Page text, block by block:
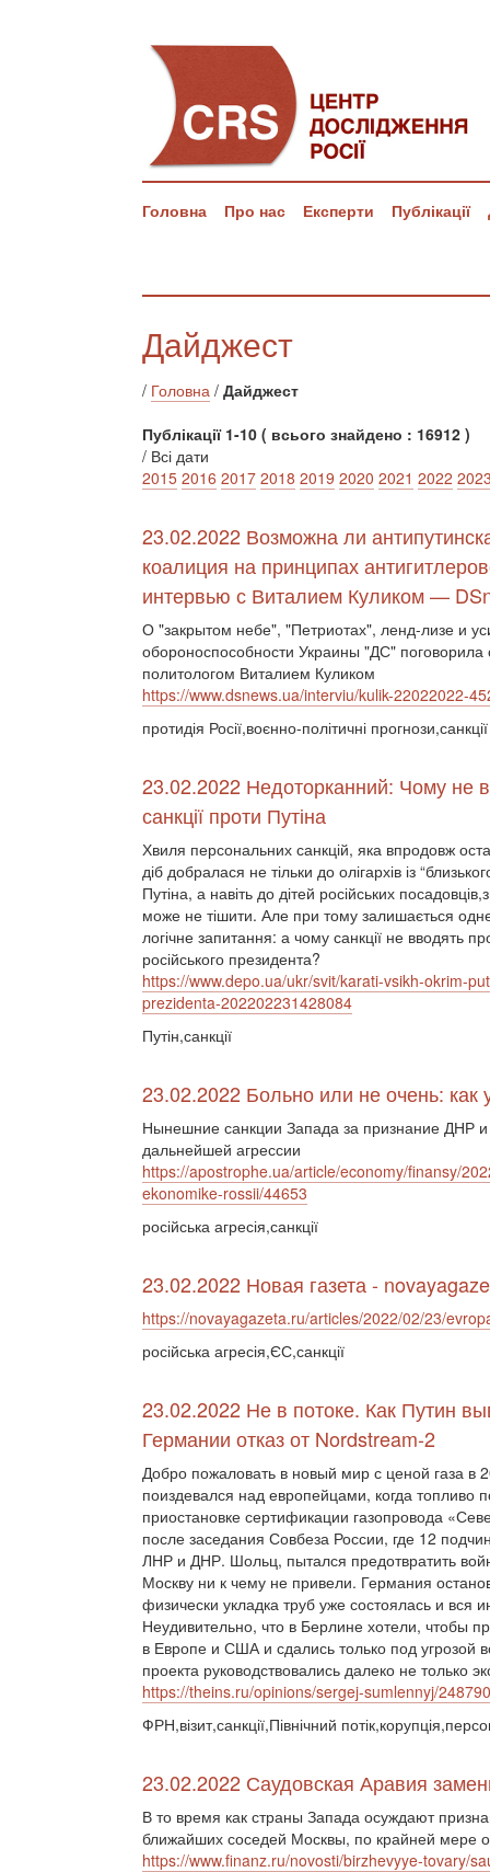
Головна Про нас Експерти Публікації
Дайджест
/ Головна / Дайджест
Публікації 1-10 ( всього знайдено : 16912 )
/ Всі дати
2015 2016 2017 2018 2019 2020 2021 2022
23.02.2022 Возможна ли
коалиция на принципах
интервью с Виталием Куликом —
О "закрытом небе", "Петриотах", ленд-лизе и
обороноспособности Украины "ДС" поговорила
политологом Виталием Куликом
https://www.dsnews.ua/interviu/kulik-22022022-
протидія Росії,воєнно-політичні прогнози,санкції
23.02.2022 Недоторканний: Чому не
санкції проти Путіна
Хвиля персональних санкцій, яка впродовж
діб добралася не тільки до олігархів із
Путіна, а навіть до дітей російських
може не тішити. Але при тому залишається
логічне запитання: а чому санкції не вводять
російського президента?
https://www.depo.ua/ukr/svit/karati-vsikh-okrim-
prezidenta-202202231428084
Путін,санкції
23.02.2022 Больно или не очень: как
Нынешние санкции Запада за признание ДНР
дальнейшей агрессии
https://apostrophe.ua/article/economy/finansy/
ekonomike-rossii/44653
російська агресія,санкції
23.02.2022 Новая газета -
https://novayagazeta.ru/articles/2022/02/23/
російська агресія,ЄС,санкції
23.02.2022 Не в потоке. Как Путин
Германии отказ от Nordstream-2
Добро пожаловать в новый мир с ценой газа в
поиздевался над европейцами, когда топливо
приостановке сертификации газопровода
после заседания Совбеза России, где 12
ЛНР и ДНР. Шольц, пытался предотвратить
Москву ни к чему не привели. Германия
физически укладка труб уже состоялась и
Неудивительно, что в Берлине хотели, чтобы
в Европе и США и сдались только под
проекта руководствовались далеко не только
https://theins.ru/opinions/sergej-sumlennyj/248790
ФРН,візит,санкції,Північний
23.02.2022 Саудовская Аравия
В то время как страны Запада осуждают
ближайших соседей Москвы, по крайней мере
https://www.finanz.ru/novosti/birzhevyye-tovary/